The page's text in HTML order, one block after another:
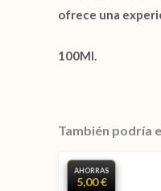
ofrece una
100Ml.
También podría
AHORRAS
5,00 €